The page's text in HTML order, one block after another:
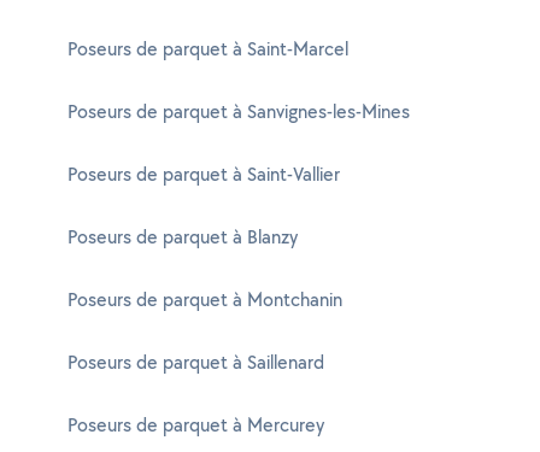
Poseurs de parquet à Saint-Marcel
Poseurs de parquet à Sanvignes-les-Mines
Poseurs de parquet à Saint-Vallier
Poseurs de parquet à Blanzy
Poseurs de parquet à Montchanin
Poseurs de parquet à Saillenard
Poseurs de parquet à Mercurey